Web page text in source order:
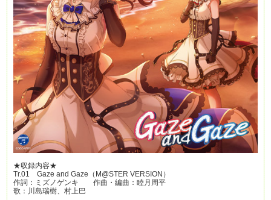
★収録内容★
Tr.01 Gaze and Gaze（M@STER VERSION）
作詞：ミズノゲンキ 作曲・編曲：睦月周平
歌：川島瑞樹、村上巴